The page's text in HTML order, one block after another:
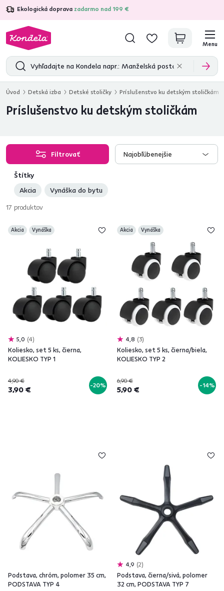
Ekologická doprava zadarmo nad 199 €
4,7 31 211overených produktových recenzií
Menu
Úvod Detská izba Detské stoličky Príslušenstvo ku detským stoličkám
Príslušenstvo ku detským stoličkám
Filtrovať Najobľúbenejšie
Štítky
Akcia
Vynáška do bytu
17 produktov
Akcia Vynáška
5,0 4
Koliesko, set 5 ks, čierna,
KOLIESKO TYP 1
4,90 €
3,90 € -20%
Akcia Vynáška
4,8 3
Koliesko, set 5 ks, čierna/biela,
KOLIESKO TYP 2
6,90 €
5,90 € -14%
Podstava, chróm, polomer 35 cm,
PODSTAVA TYP 4
4,9 2
Podstava, čierna/sivá, polomer
32 cm, PODSTAVA TYP 7